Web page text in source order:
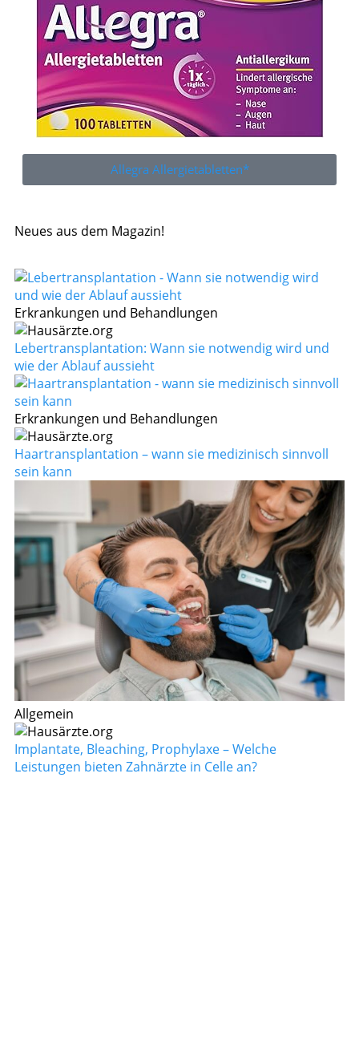
Allegra Allergietabletten*
Neues aus dem Magazin!
Erkrankungen und Behandlungen
Lebertransplantation: Wann sie notwendig wird und
wie der Ablauf aussieht
Erkrankungen und Behandlungen
Haartransplantation – wann sie medizinisch sinnvoll
sein kann
Allgemein
Implantate, Bleaching, Prophylaxe – Welche
Leistungen bieten Zahnärzte in Celle an?